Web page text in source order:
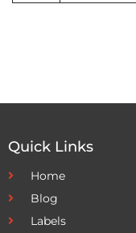
Quick Links
Home
Blog
Labels